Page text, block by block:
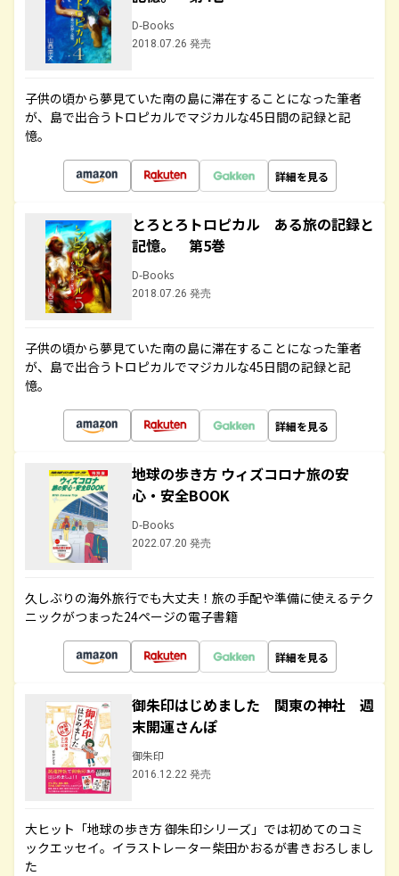
D-Books
2018.07.26 発売
子供の頃から夢見ていた南の島に滞在することになった筆者
が、島で出合うトロピカルでマジカルな45日間の記録と記
憶。
詳細を見る
とろとろトロピカル ある旅の記録と
記憶。 第5巻
D-Books
2018.07.26 発売
子供の頃から夢見ていた南の島に滞在することになった筆者
が、島で出合うトロピカルでマジカルな45日間の記録と記
憶。
詳細を見る
地球の歩き方 ウィズコロナ旅の安
心・安全BOOK
D-Books
2022.07.20 発売
久しぶりの海外旅行でも大丈夫！旅の手配や準備に使えるテク
ニックがつまった24ページの電子書籍
詳細を見る
御朱印はじめました 関東の神社 週
末開運さんぽ
御朱印
2016.12.22 発売
大ヒット「地球の歩き方 御朱印シリーズ」では初めてのコミ
ックエッセイ。イラストレーター柴田かおるが書きおろしまし
た